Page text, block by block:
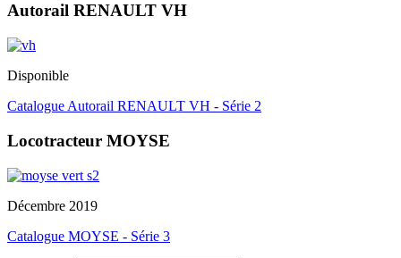
Autorail RENAULT VH
Disponible
Catalogue Autorail RENAULT VH - Série 2
Locotracteur MOYSE
Décembre 2019
Catalogue MOYSE - Série 3